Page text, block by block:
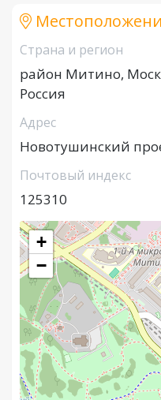
Страна и регион
район Митино,
Россия
Адрес
Новотушинский
Почтовый индекс
125310
+
−